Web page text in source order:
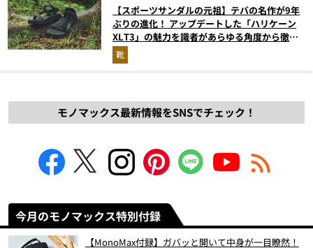
【スポーツサンダルの元祖】テバの名作が9年
ぶりの進化！ アップデートした「ハリケーン
XLT3」の魅力を識者があらゆる角度から徹底
解説！
靴
モノマックス最新情報をSNSでチェック！
今月のモノマックス特別付録
【MonoMax付録】ガバッと開いて中身が一目瞭然！